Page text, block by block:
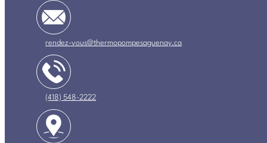
rendez-vous@thermopompesaguenay.ca
(418) 548-2222